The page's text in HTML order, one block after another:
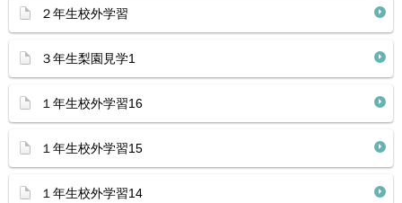
２年生校外学習
３年生梨園見学1
１年生校外学習16
１年生校外学習15
１年生校外学習14